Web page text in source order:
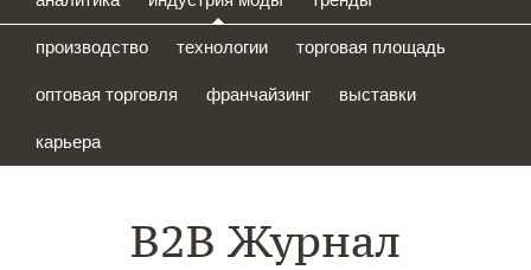
производство технологии торговая площадь
оптовая торговля франчайзинг выставки
карьера
B2B Журнал